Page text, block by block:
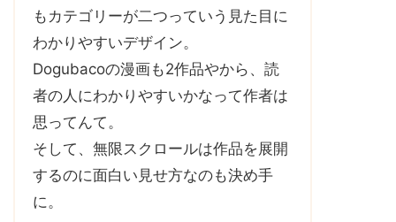
もカテゴリーが二つっていう見た目に
わかりやすいデザイン。
Dogubacoの漫画も2作品やから、読
者の人にわかりやすいかなって作者は
思ってんて。
そして、無限スクロールは作品を展開
するのに面白い見せ方なのも決め手
に。